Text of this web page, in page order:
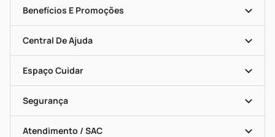
Nossas Lojas
Mapa De Categorias
Blog Da PP
Seja Uma Loja Parceira
Benefícios E Promoções
Clube PP
Convênios
Programa Popular Do Brasil
Encarte De Ofertas
Dermaclub
Descontos De Laboratório (PBM)
Cupons E Ofertas
Central De Ajuda
Entrega
Recompra Programada
Compras Com Receita
Alomed (tele-Entrega)
Formas De Pagamento
Troca E Devolução
Bulas De A A Z
Políticas De Marketplace
Espaço Cuidar
Vacinas
Serviços Farmacêuticos
Testes Rápidos
Autoteste Covid-19
Segurança
Certificado De Segurança
Portal Da Privacidade
Atendimento / SAC